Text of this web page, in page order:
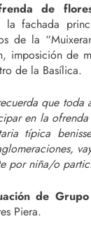
de
la fachada
de la
imposición de
de la Basílica.
que toda
en la
típica
por niña/o
de
Piera.